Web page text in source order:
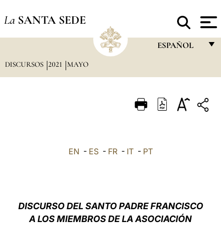
La SANTA SEDE
ESPAÑOL
ITALIANO
中文
DISCURSOS 2021 MAYO
EN - ES- FR- IT- PT
DISCURSO DEL SANTO PADRE FRANCISCO
A LOS MIEMBROS DE LA ASOCIACIÓN